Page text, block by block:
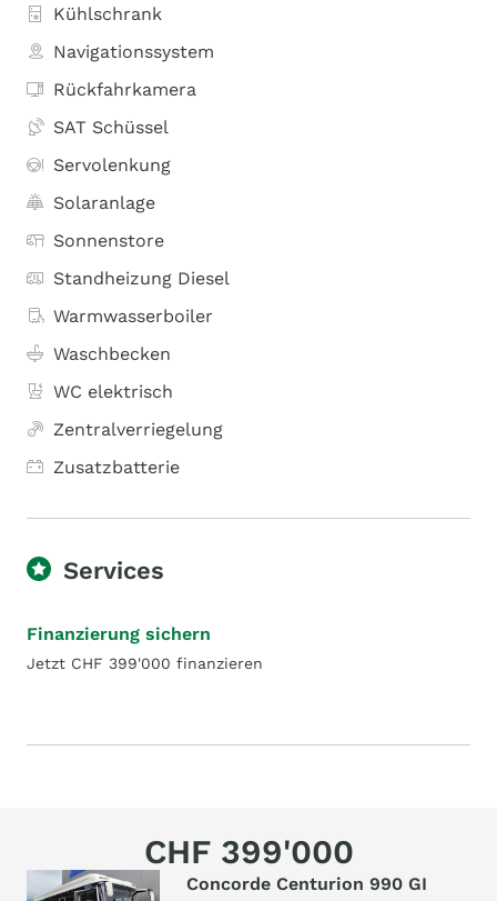
Kühlschrank
Navigationssystem
Rückfahrkamera
SAT Schüssel
Servolenkung
Solaranlage
Sonnenstore
Standheizung Diesel
Warmwasserboiler
Waschbecken
WC elektrisch
Zentralverriegelung
Zusatzbatterie
Services
Finanzierung sichern
Jetzt CHF 399'000 finanzieren
CHF 399'000
Concorde Centurion 990 GI